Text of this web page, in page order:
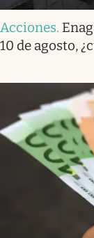
Acciones.
10 de agosto,